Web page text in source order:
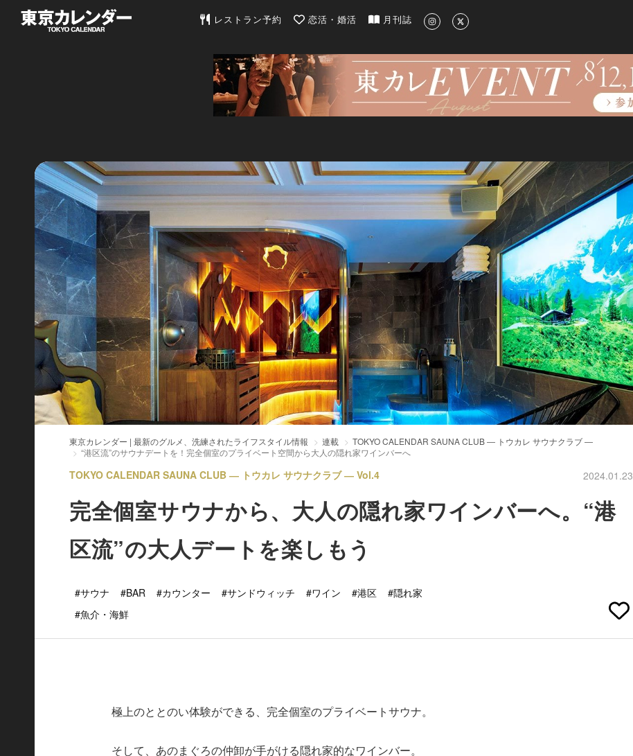
東京カレンダー | 最新のグルメ、洗練されたライフスタイル情報
レストラン予約 恋活・婚活 月刊誌
東京カレンダー | 最新のグルメ、洗練されたライフスタイル情報 連載
TOKYO CALENDAR SAUNA CLUB ― トウカレ サウナクラブ ―
“港区流”のサウナデートを！完全個室のプライベート空間から大人の隠れ家ワインバーへ
TOKYO CALENDAR SAUNA CLUB ― トウカレ サウナクラブ ― Vol.4 2024.01.23
完全個室サウナから、大人の隠れ家ワインバーへ。“港
区流”の大人デートを楽しもう
#サウナ #BAR #カウンター #サンドウィッチ #ワイン #港区
#隠れ家
#魚介・海鮮
極上のととのい体験ができる、完全個室のプライベートサウナ。
そして、あのまぐろの仲卸が手がける隠れ家的なワインバー。